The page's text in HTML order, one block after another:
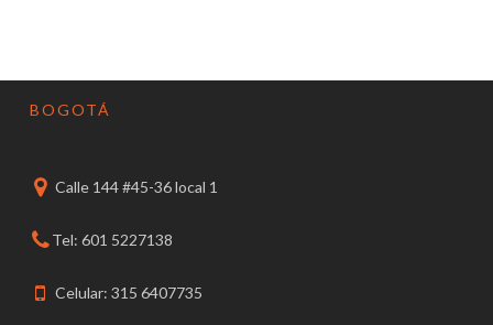
BOGOTÁ
Calle 144 #45-36 local 1
Tel: 601 5227138
Celular: 315 6407735